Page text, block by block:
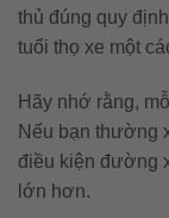
thủ đúng quy
tuổi thọ xe một
Hãy nhớ rằng,
Nếu bạn thường
điều kiện đường
lớn hơn.